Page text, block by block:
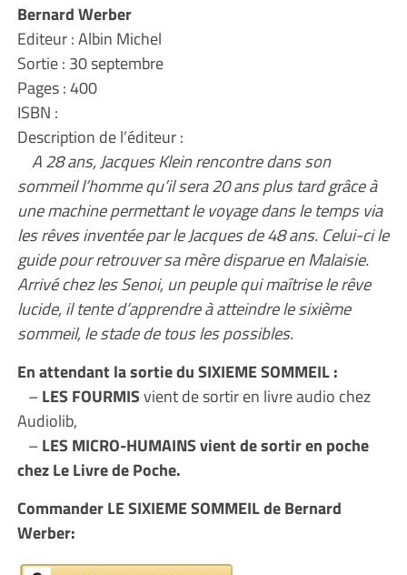
Bernard Werber
Editeur : Albin Michel
Sortie : 30 septembre
Pages : 400
ISBN :
Description de l’éditeur :
A 28 ans, Jacques Klein rencontre dans son
sommeil l’homme qu’il sera 20 ans plus tard grâce à
une machine permettant le voyage dans le temps via
les rêves inventée par le Jacques de 48 ans. Celui-ci le
guide pour retrouver sa mère disparue en Malaisie.
Arrivé chez les Senoi, un peuple qui maîtrise le rêve
lucide, il tente d’apprendre à atteindre le sixième
sommeil, le stade de tous les possibles.
En attendant la sortie du SIXIEME SOMMEIL :
–LES FOURMISvient de sortir en livre audio chez
Audiolib,
–LES MICRO-HUMAINS vient de sortir en poche
chez Le Livre de Poche.
Commander LE SIXIEME SOMMEIL de Bernard
Werber: